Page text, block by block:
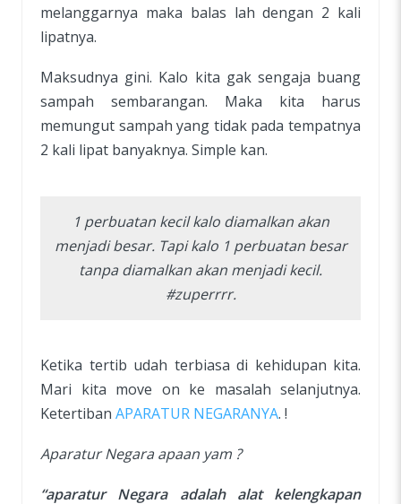
melanggarnya maka balas lah dengan 2 kali
lipatnya.
Maksudnya gini. Kalo kita gak sengaja buang
sampah sembarangan. Maka kita harus
memungut sampah yang tidak pada tempatnya
2 kali lipat banyaknya. Simple kan.
1 perbuatan kecil kalo diamalkan akan
menjadi besar. Tapi kalo 1 perbuatan besar
tanpa diamalkan akan menjadi kecil.
#zuperrrr.
Ketika tertib udah terbiasa di kehidupan kita.
Mari kita move on ke masalah selanjutnya.
Ketertiban APARATUR NEGARANYA. !
Aparatur Negara apaan yam ?
“aparatur Negara adalah alat kelengkapan